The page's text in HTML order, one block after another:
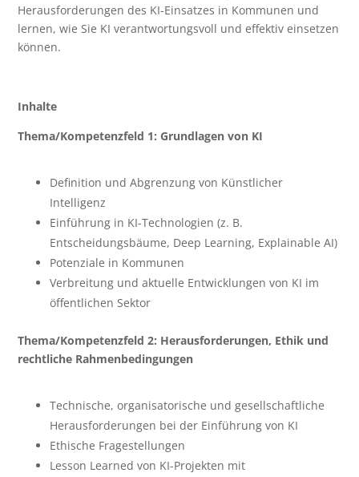
Herausforderungen des KI-Einsatzes in Kommunen und
lernen, wie Sie KI verantwortungsvoll und effektiv einsetzen
können.
Inhalte
Thema/Kompetenzfeld 1: Grundlagen von KI
Definition und Abgrenzung von Künstlicher
Intelligenz
Einführung in KI-Technologien (z. B.
Entscheidungsbäume, Deep Learning, Explainable AI)
Potenziale in Kommunen
Verbreitung und aktuelle Entwicklungen von KI im
öffentlichen Sektor
Thema/Kompetenzfeld 2: Herausforderungen, Ethik und
rechtliche Rahmenbedingungen
Technische, organisatorische und gesellschaftliche
Herausforderungen bei der Einführung von KI
Ethische Fragestellungen
Lesson Learned von KI-Projekten mit